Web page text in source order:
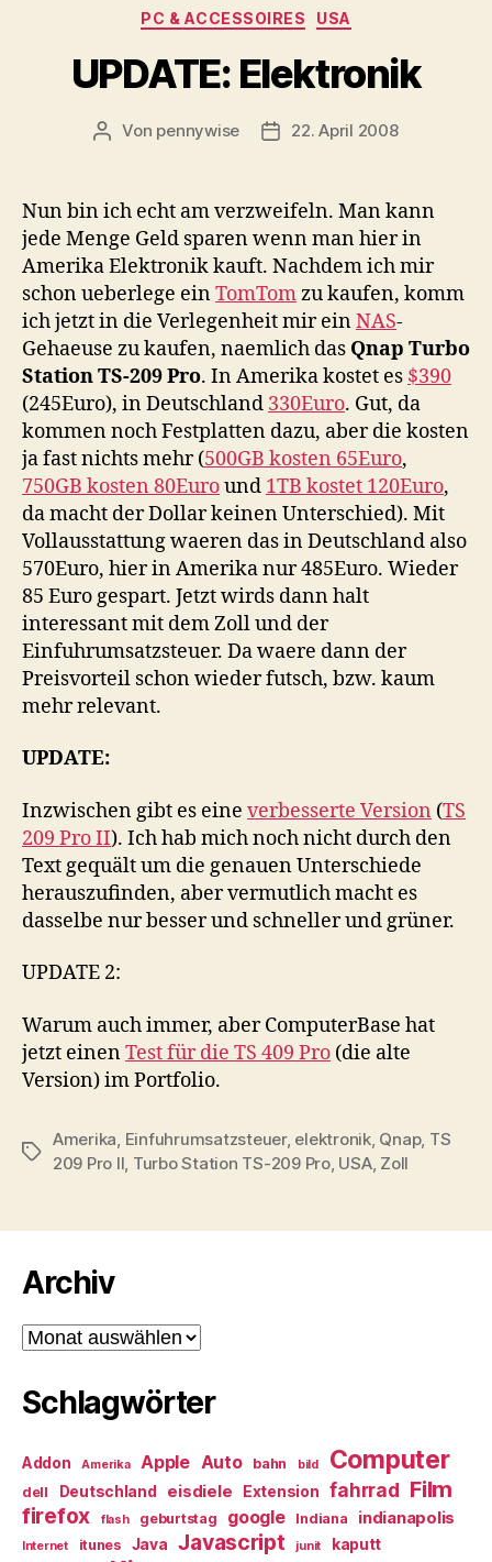
Kategorien
PC & ACCESSOIRES USA
UPDATE: Elektronik
Beitragsautor
Von pennywise Veröffentlichungsdatum
22. April 2008
Nun bin ich echt am verzweifeln. Man kann
jede Menge Geld sparen wenn man hier in
Amerika Elektronik kauft. Nachdem ich mir
schon ueberlege einTomTomzu kaufen, komm
ich jetzt in die Verlegenheit mir einNAS-
Gehaeuse zu kaufen, naemlich das Qnap Turbo
Station TS-209 Pro. In Amerika kostet es $390
(245Euro), in Deutschland 330Euro. Gut, da
kommen noch Festplatten dazu, aber die kosten
ja fast nichts mehr (500GB kosten 65Euro,
750GB kosten 80Euround 1TB kostet 120Euro,
da macht der Dollar keinen Unterschied). Mit
Vollausstattung waeren das in Deutschland also
570Euro, hier in Amerika nur 485Euro. Wieder
85 Euro gespart. Jetzt wirds dann halt
interessant mit dem Zoll und der
Einfuhrumsatzsteuer. Da waere dann der
Preisvorteil schon wieder futsch, bzw. kaum
mehr relevant.
UPDATE:
Inzwischen gibt es eine verbesserte Version (TS
209 Pro II). Ich hab mich noch nicht durch den
Text gequält um die genauen Unterschiede
herauszufinden, aber vermutlich macht es
dasselbe nur besser und schneller und grüner.
UPDATE 2:
Warum auch immer, aber ComputerBase hat
jetzt einenTest für die TS 409 Pro (die alte
Version) im Portfolio.
Schlagwörter
Amerika Einfuhrumsatzsteuer, elektronik, Qnap, TS
209 Pro II Turbo Station TS-209 Pro, USA, Zoll
Archiv
Archiv
Schlagwörter
Addon Amerika Apple Auto bahn bild Computer
dell Deutschland eisdiele Extension fahrrad Film
firefox flash geburtstag google Indiana indianapolis
Internet itunes Java Javascript junit kaputt